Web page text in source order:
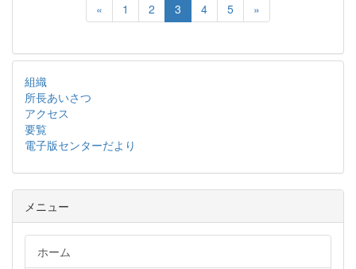
« 1 2 3 4 5 »
組織
所長あいさつ
アクセス
要覧
電子版センターだより
メニュー
ホーム